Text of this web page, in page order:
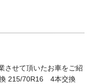
させて頂いたお車をご紹
215/70R16 4本交換